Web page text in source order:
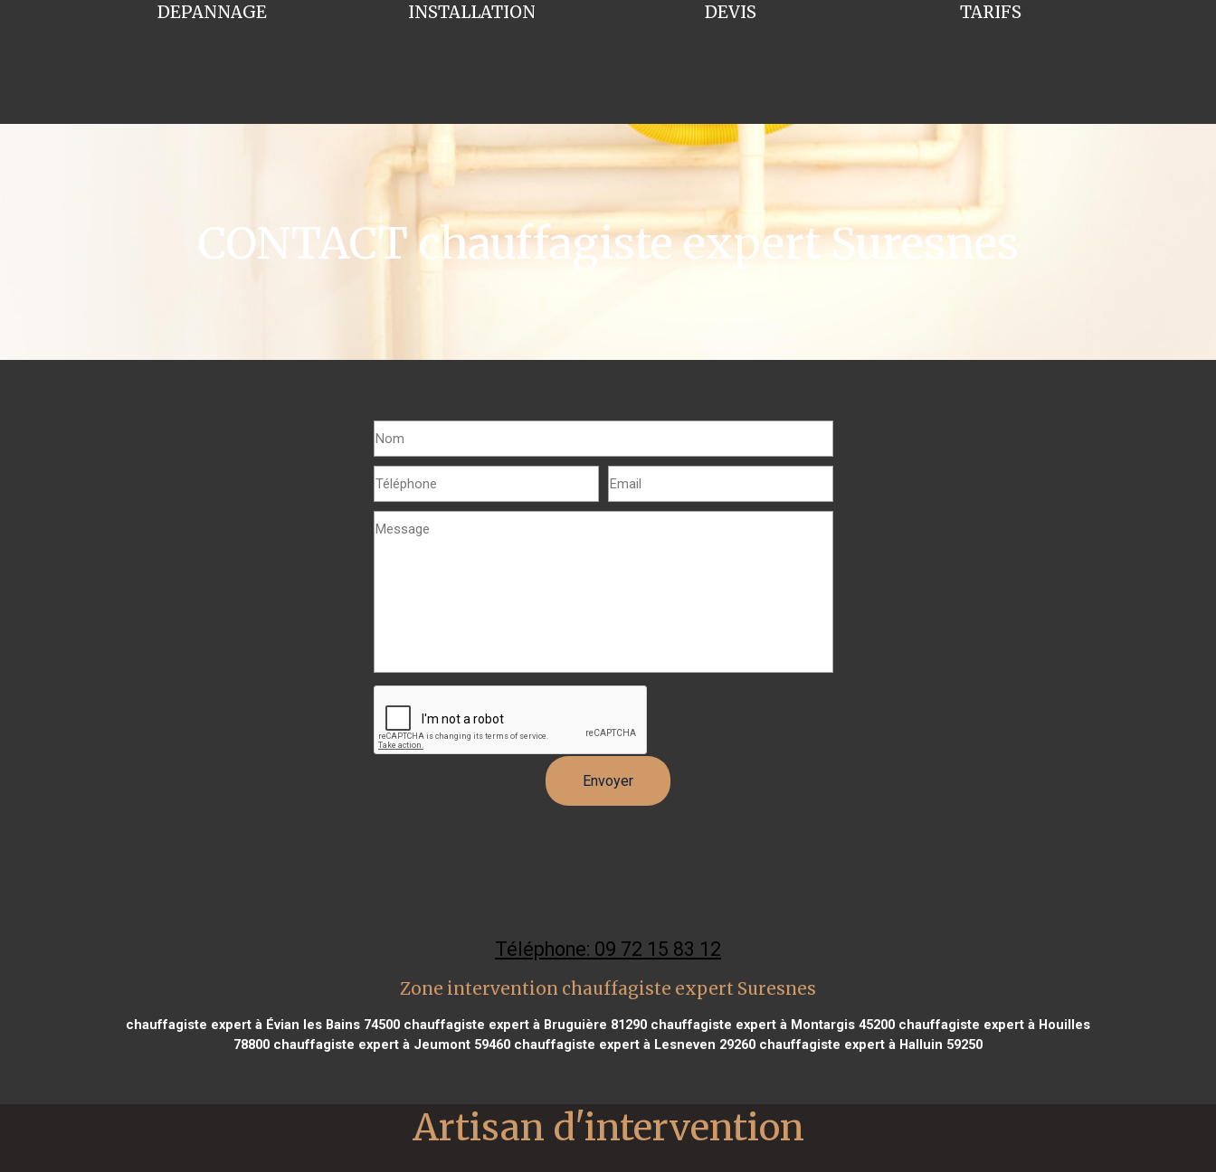
INSTALLATION
DEPANNAGE TARIFS
DEVIS
CONTACT chauffagiste expert Suresnes
Téléphone: 09 72 15 83 12
Zone intervention chauffagiste expert Suresnes
chauffagiste expert à Évian les Bains 74500 chauffagiste expert à Bruguière 81290 chauffagiste expert à Montargis 45200 chauffagiste expert à Houilles
78800 chauffagiste expert à Jeumont 59460 chauffagiste expert à Lesneven 29260 chauffagiste expert à Halluin 59250
Artisan d'intervention